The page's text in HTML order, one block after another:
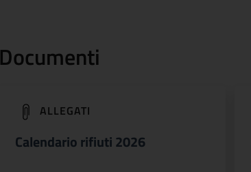
Documenti
ALLEGATI
Calendario rifiuti 2026
(apre in un'altra scheda).